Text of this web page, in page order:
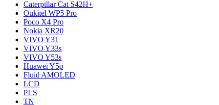
Caterpillar Cat S42H+
Oukitel WP5 Pro
Poco X4 Pro
Nokia XR20
VIVO Y31
VIVO Y33s
VIVO Y53s
Huawei Y5p
Fluid AMOLED
LCD
PLS
TN